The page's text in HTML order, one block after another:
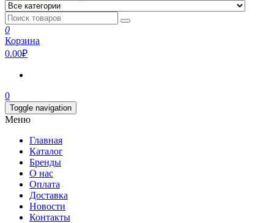
0
Корзина
0.00₽
0
Toggle navigation
Меню
Главная
Каталог
Бренды
О нас
Оплата
Доставка
Новости
Контакты